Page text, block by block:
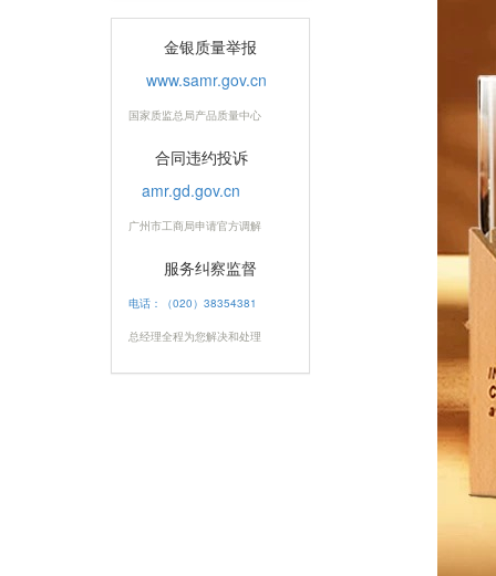
金银质量举报
www.samr.gov.cn
国家质监总局产品质量中心
合同违约投诉
amr.gd.gov.cn
广州市工商局申请官方调解
服务纠察监督
电话：（020）38354381
总经理全程为您解决和处理